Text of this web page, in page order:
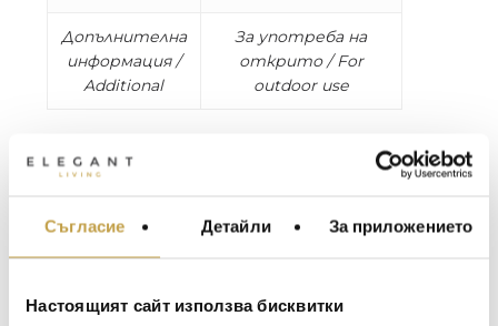
Съгласие Детайли За приложението
Настоящият сайт използва бисквитки
Допълнителна
информация /
Additional
За употреба на
открито / For
outdoor use
връщате в училище, защо да не е лятно
School вече се предлага и във версия,
подходяща за използване на открито. Този
алуминиев, устойчив на атмосферни
цвята. Столът Back to School Outdoor
МЕБЕЛИ ЗА ДОМА И